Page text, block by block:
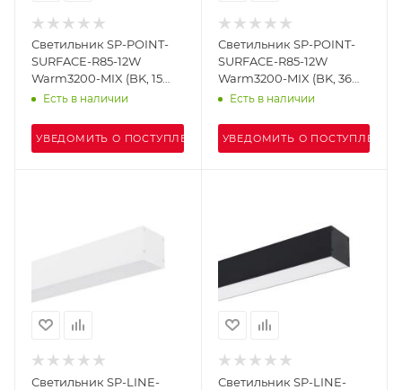
Светильник SP-POINT-
SURFACE-R85-12W
Warm3200-MIX (BK, 15
deg, 230V) (Arlight, IP20
Есть в наличии
УВЕДОМИТЬ О ПОСТУПЛЕНИИ
Светильник SP-POINT-
SURFACE-R85-12W
Warm3200-MIX (BK, 36
deg, 230V) (Arlight, IP20
Есть в наличии
УВЕДОМИТЬ О ПОСТУПЛЕНИИ
Светильник SP-LINE-
Светильник SP-LINE-